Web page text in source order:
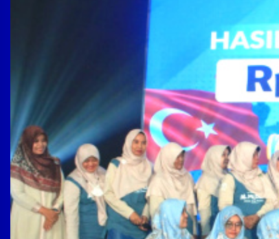
Terima aduan warga,
Demi Jajaran Direksi Delta